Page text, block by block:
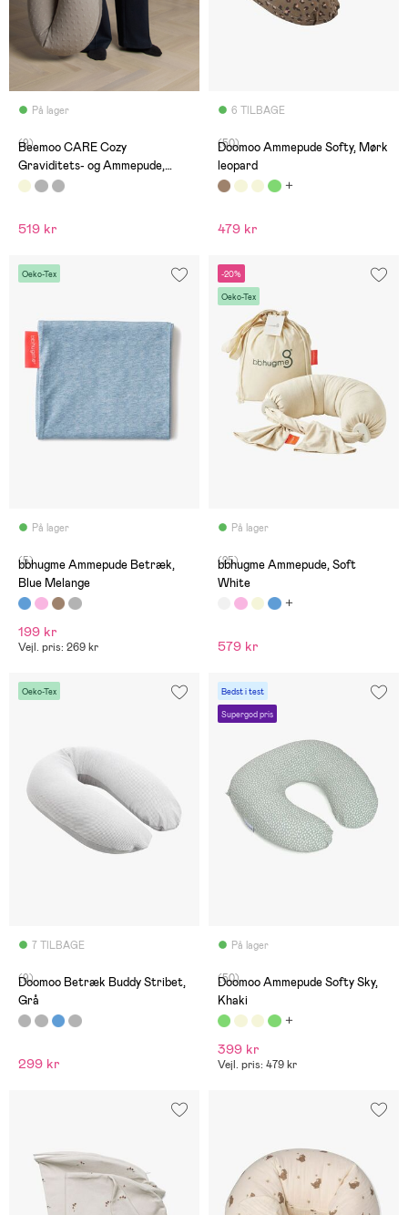
På lager
(9)
Beemoo CARE Cozy
Graviditets- og Ammepude,
Hearted Beige
519 kr
6 TILBAGE
(50)
Doomoo Ammepude Softy, Mørk
leopard
479 kr
Oeko-Tex
På lager
(5)
bbhugme Ammepude Betræk,
Blue Melange
199 kr
Vejl. pris: 269 kr
-20%
Oeko-Tex
På lager
(25)
bbhugme Ammepude, Soft
White
579 kr
Oeko-Tex
7 TILBAGE
(9)
Doomoo Betræk Buddy Stribet,
Grå
299 kr
Bedst i test
Supergod pris
På lager
(50)
Doomoo Ammepude Softy Sky,
Khaki
399 kr
Vejl. pris: 479 kr